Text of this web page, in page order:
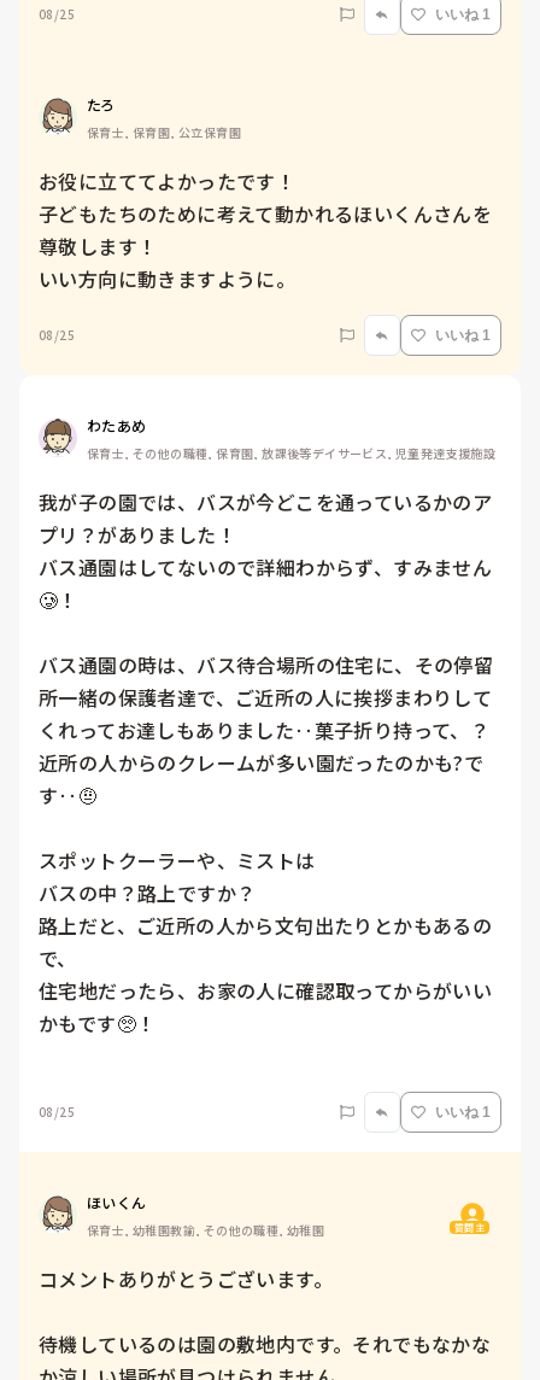
08/25 いいね 1
たろ
保育士, 保育園, 公立保育園
お役に立ててよかったです！
子どもたちのために考えて動かれるほいくんさんを
尊敬します！
いい方向に動きますように。
08/25 いいね 1
わたあめ
保育士, その他の職種, 保育園, 放課後等デイサービス, 児童発達支援施設
我が子の園では、バスが今どこを通っているかのア
プリ？がありました！
バス通園はしてないので詳細わからず、すみません
🥲！
バス通園の時は、バス待合場所の住宅に、その停留
所一緒の保護者達で、ご近所の人に挨拶まわりして
くれってお達しもありました‥菓子折り持って、？
近所の人からのクレームが多い園だったのかも?で
す‥🤨
スポットクーラーや、ミストは
バスの中？路上ですか？
路上だと、ご近所の人から文句出たりとかもあるの
で、
住宅地だったら、お家の人に確認取ってからがいい
かもです🥺！
08/25 いいね 1
ほいくん
保育士, 幼稚園教諭, その他の職種, 幼稚園 質問主
コメントありがとうございます。
待機しているのは園の敷地内です。それでもなかな